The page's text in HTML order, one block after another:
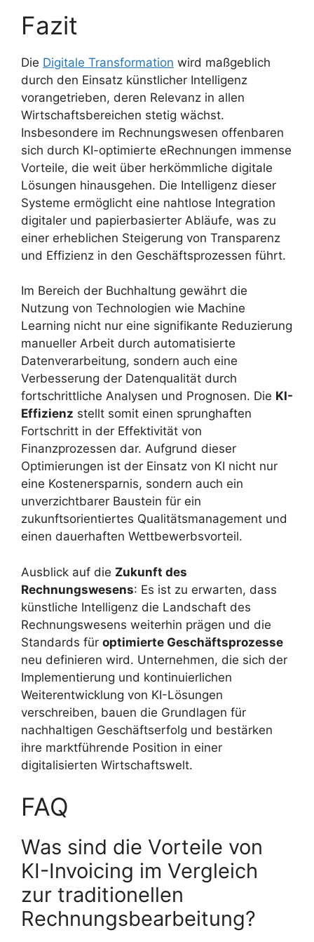
Fazit
Die Digitale Transformation wird maßgeblich
durch den Einsatz künstlicher Intelligenz
vorangetrieben, deren Relevanz in allen
Wirtschaftsbereichen stetig wächst.
Insbesondere im Rechnungswesen offenbaren
sich durch KI-optimierte eRechnungen immense
Vorteile, die weit über herkömmliche digitale
Lösungen hinausgehen. Die Intelligenz dieser
Systeme ermöglicht eine nahtlose Integration
digitaler und papierbasierter Abläufe, was zu
einer erheblichen Steigerung von Transparenz
und Effizienz in den Geschäftsprozessen führt.
Im Bereich der Buchhaltung gewährt die
Nutzung von Technologien wie Machine
Learning nicht nur eine signifikante Reduzierung
manueller Arbeit durch automatisierte
Datenverarbeitung, sondern auch eine
Verbesserung der Datenqualität durch
fortschrittliche Analysen und Prognosen. Die KI-
Effizienz stellt somit einen sprunghaften
Fortschritt in der Effektivität von
Finanzprozessen dar. Aufgrund dieser
Optimierungen ist der Einsatz von KI nicht nur
eine Kostenersparnis, sondern auch ein
unverzichtbarer Baustein für ein
zukunftsorientiertes Qualitätsmanagement und
einen dauerhaften Wettbewerbsvorteil.
Ausblick auf die Zukunft des
Rechnungswesens: Es ist zu erwarten, dass
künstliche Intelligenz die Landschaft des
Rechnungswesens weiterhin prägen und die
Standards für optimierte Geschäftsprozesse
neu definieren wird. Unternehmen, die sich der
Implementierung und kontinuierlichen
Weiterentwicklung von KI-Lösungen
verschreiben, bauen die Grundlagen für
nachhaltigen Geschäftserfolg und bestärken
ihre marktführende Position in einer
digitalisierten Wirtschaftswelt.
FAQ
Was sind die Vorteile von
KI-Invoicing im Vergleich
zur traditionellen
Rechnungsbearbeitung?